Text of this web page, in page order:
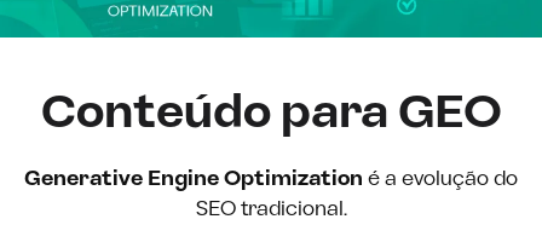
Conteúdo para GEO
Generative Engine Optimization é a evolução do
SEO tradicional.